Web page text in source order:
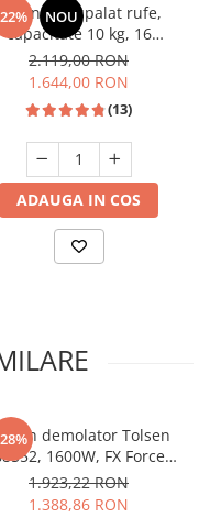
NOU
de spalat rufe,
capacitate 10 kg, 16
programe, clasa A, 1400
Rpm, motor inverter,
LED, Alb, ALBALUX
2.119,00 RON
1.644,00 RON
(13)
ADAUGA IN COS
demolator Tolsen
1600W, FX Force
Xpress
1.923,22 RON
1.388,86 RON